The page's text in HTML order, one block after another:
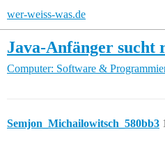
wer-weiss-was.de
Java-Anfänger sucht
Computer: Software &
Semjon_Michailowitsch_580bb3 1